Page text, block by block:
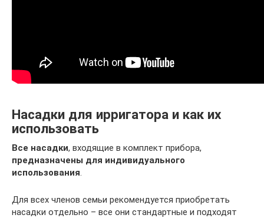
Насадки для ирригатора и как их
использовать
Все насадки, входящие в комплект прибора,
предназначены для индивидуального
использования.
Для всех членов семьи рекомендуется приобретать
насадки отдельно – все они стандартные и подходят